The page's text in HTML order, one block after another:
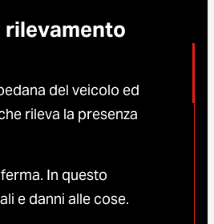
rilevamento
del veicolo ed
rileva la presenza
In questo
e danni alle cose.